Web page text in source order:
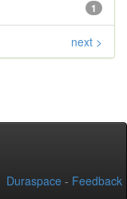
1
next >
Duraspace - Feedback